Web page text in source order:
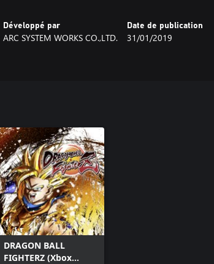
Développé par
ARC SYSTEM WORKS CO.,LTD.
Date de publication
31/01/2019
DRAGON BALL
FIGHTERZ (Xbox